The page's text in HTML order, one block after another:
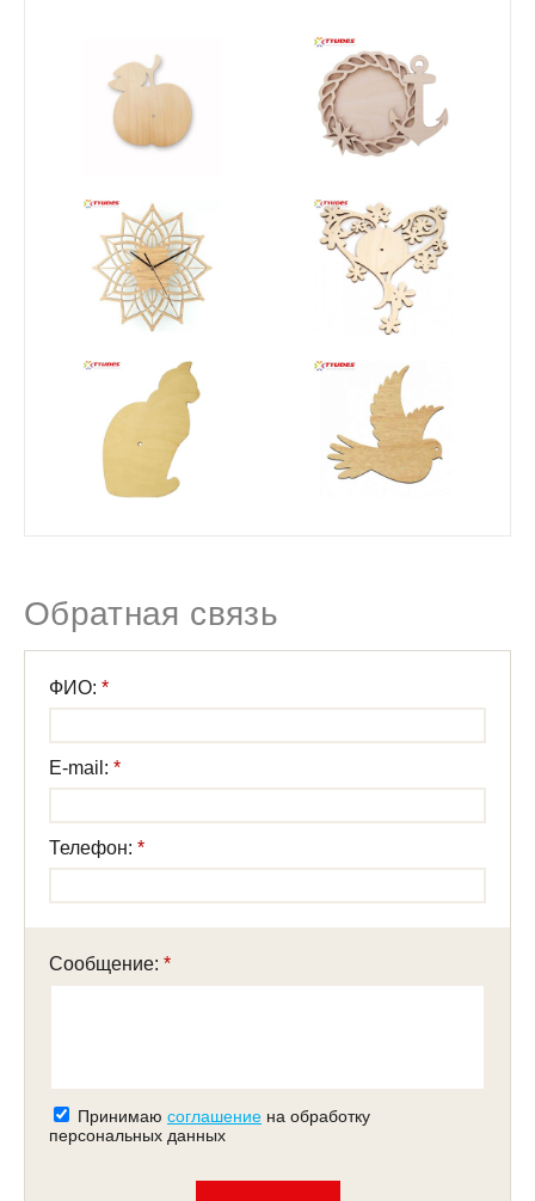
Обратная связь
ФИО:
E-mail:
Телефон:
Сообщение:
Принимаю соглашение на обработку
персональных данных